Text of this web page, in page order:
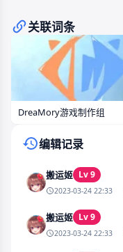
关联词条
DreaMory游戏制作组
编辑记录
搬运姬 Lv 9
2023-03-24 22:33
搬运姬 Lv 9
2023-03-24 22:33